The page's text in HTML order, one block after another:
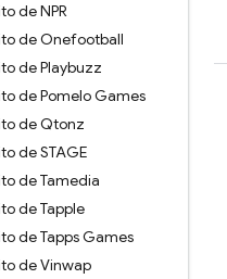
de NPR
de Onefootball
de Playbuzz
de Pomelo Games
de Qtonz
de STAGE
de Tamedia
de Tapple
de Tapps Games
de Vinwap